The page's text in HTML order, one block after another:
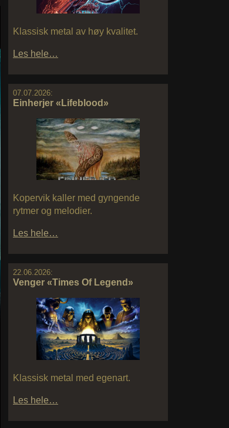
Klassisk metal av høy kvalitet.
Les hele…
07.07.2026:
Einherjer «Lifeblood»
Kopervik kaller med gyngende
rytmer og melodier.
Les hele…
22.06.2026:
Venger «Times Of Legend»
Klassisk metal med egenart.
Les hele…